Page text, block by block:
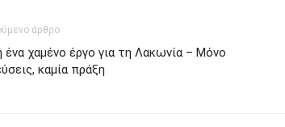
άρθρο
ένα χαμένο έργο για τη Λακωνία – Μόνο
καμία πράξη